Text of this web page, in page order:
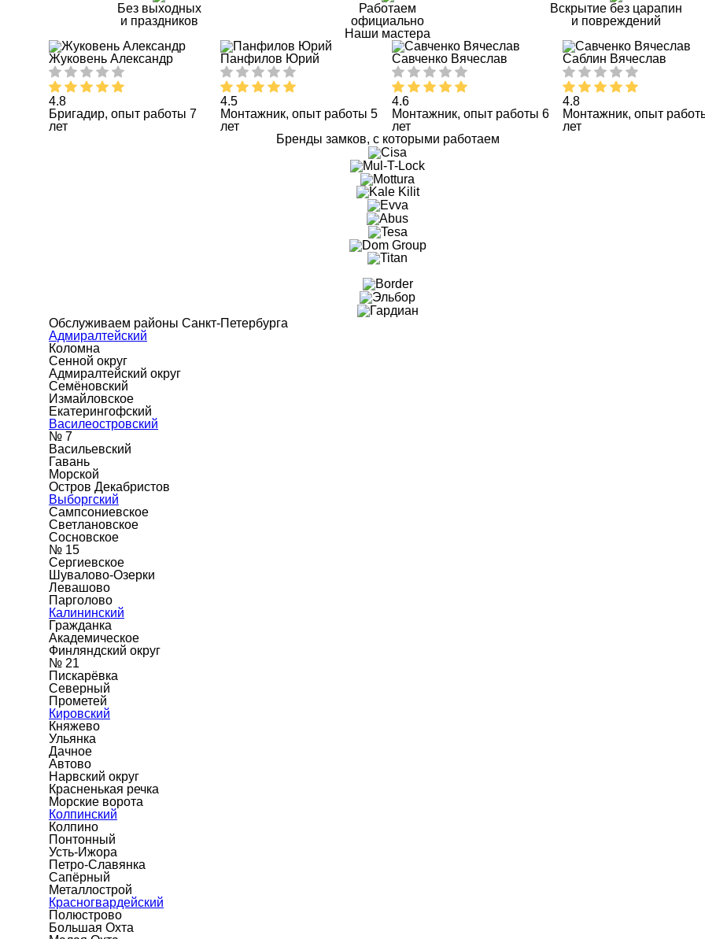
Без выходных
и праздников
Работаем
официально
Вскрытие без царапин
и повреждений
Наши мастера
Жуковень Александр
4.8
Бригадир, опыт работы 7
лет
Панфилов Юрий
4.5
Монтажник, опыт работы 5
лет
Савченко Вячеслав
4.6
Монтажник, опыт работы 6
лет
Саблин Вячеслав
4.8
Монтажник, опыт
лет
Бренды замков, с которыми работаем
Обслуживаем районы Санкт-Петербурга
Адмиралтейский
Коломна
Сенной округ
Адмиралтейский округ
Семёновский
Измайловское
Екатерингофский
Василеостровский
№ 7
Васильевский
Гавань
Морской
Остров Декабристов
Выборгский
Сампсониевское
Светлановское
Сосновское
№ 15
Сергиевское
Шувалово-Озерки
Левашово
Парголово
Калининский
Гражданка
Академическое
Финляндский округ
№ 21
Пискарёвка
Северный
Прометей
Кировский
Княжево
Ульянка
Дачное
Автово
Нарвский округ
Красненькая речка
Морские ворота
Колпинский
Колпино
Понтонный
Усть-Ижора
Петро-Славянка
Сапёрный
Металлострой
Красногвардейский
Полюстрово
Большая Охта